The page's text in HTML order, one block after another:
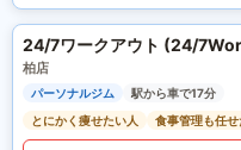
24/7ワークアウト (24/
柏店
パーソナルジム
駅から車で17分
とにかく痩せたい人
食事管理も任せ